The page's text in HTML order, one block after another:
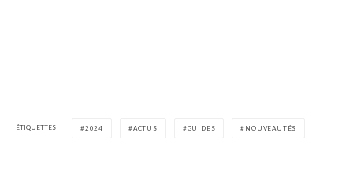
ÉTIQUETTES 2024 ACTUS GUIDES NOUVEAUTÉS